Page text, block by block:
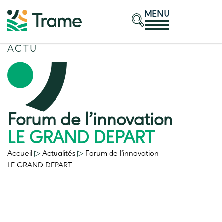
MENU
ACTU
Forum de l’innovation
LE GRAND DEPART
Accueil ▷ Actualités ▷ Forum de l’innovation
LE GRAND DEPART